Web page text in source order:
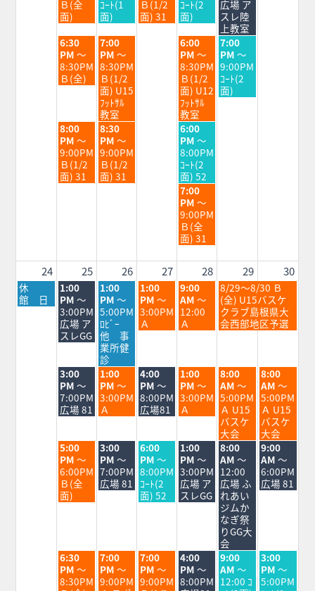
8
月
18th
2026
Ｂ(全
面)
8
月
19th
2026
ｺｰﾄ(1
面)
8
月
20th
Ｂ(1/2
面) 31
8
月
21st
2026
ｺｰﾄ(2
面)
8
月
22nd
2026
広場 ア
スレ陸
上教室
火
曜
日,
8
月
6:30
PM ～
8:30PM
Ｂ(全)
水
曜
日,
8
月
19th
2026
7:00
PM ～
8:30PM
Ｂ(1/2
面) U15
ﾌｯﾄｻﾙ
教室
金
曜
日,
8
月
21st
2026
6:00
PM ～
8:30PM
Ｂ(1/2
面) U12
ﾌｯﾄｻﾙ
教室
土
曜
日,
8
月
22nd
7:00
PM ～
9:00PM
ｺｰﾄ(2
面)
火
曜
日,
8
月
18th
8:00
PM ～
9:00PM
Ｂ(1/2
面) 31
水
曜
日,
8
月
19th
8:30
PM ～
9:00PM
Ｂ(1/2
面) 31
金
曜
日,
8
月
21st
2026
6:00
PM ～
8:00PM
ｺｰﾄ(2
面) 52
金
曜
日,
8
月
21st
2026
7:00
PM ～
9:00PM
Ｂ(全
面) 31
24 25 26 27 28 29 30
月
曜
日,
休
館 日
火
曜
日,
8
月
25th
1:00
PM ～
3:00PM
広場 ア
スレGG
水
曜
日,
8
月
26th
2026
1:00
PM ～
5:00PM
ﾛﾋﾞｰ
他 事
業所健
診
木
曜
日,
8
月
1:00
PM ～
3:00PM
Ａ
金
曜
日,
8
月
9:00
AM ～
12:00
Ａ
土
曜
日,
8
月
8/29～8/30 Ｂ
(全) U15バスケ
クラブ島根県大
会西部地区予選
火
曜
日,
8
月
2026
3:00
PM ～
7:00PM
広場 81
水
曜
日,
8
月
2026
1:00
PM ～
3:00PM
Ａ
木
曜
日,
8
月
2026
4:00
PM ～
8:00PM
広場81
金
曜
日,
8
月
2026
1:00
PM ～
3:00PM
Ａ
土
曜
日,
8
月
29th
2026
8:00
AM ～
5:00PM
Ａ U15
バスケ
大会
日
曜
日,
8
月
30th
2026
8:00
AM ～
5:00PM
Ａ U15
バスケ
大会
火
曜
日,
8
月
25th
5:00
PM ～
6:00PM
Ｂ(全
面)
水
曜
日,
8
月
3:00
PM ～
7:00PM
広場 81
木
曜
日,
8
月
27th
6:00
PM ～
8:00PM
ｺｰﾄ(2
面) 52
金
曜
日,
8
月
28th
1:00
PM ～
3:00PM
広場 ア
スレGG
土
曜
日,
8
月
29th
2026
8:00
AM ～
12:00
広場 ふ
れあい
ジムか
なぎ祭
りGG大
会
日
曜
日,
8
月
9:00
AM ～
6:00PM
広場 81
火
曜
日,
6:30
PM ～
8:30PM
水
曜
日,
7:00
PM ～
9:00PM
木
曜
日,
7:00
PM ～
9:00PM
金
曜
日,
4:00
PM ～
8:00PM
土
曜
日,
9:00
AM ～
12:00 ｺ
日
曜
日,
3:00
PM ～
5:00PM